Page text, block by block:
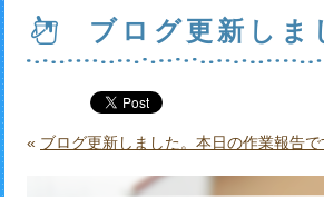
ブログ更新し
« ブログ更新しました。本日の作業報告